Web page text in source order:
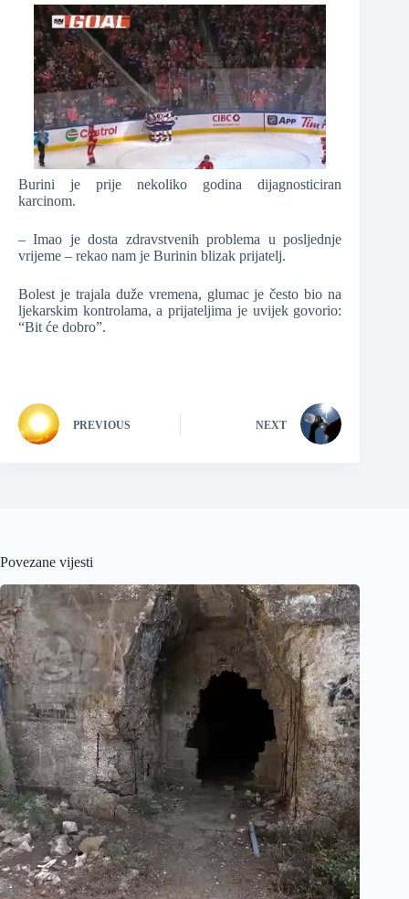
Burini je prije nekoliko godina dijagnosticiran
karcinom.
– Imao je dosta zdravstvenih problema u posljednje
vrijeme – rekao nam je Burinin blizak prijatelj.
Bolest je trajala duže vremena, glumac je često bio na
ljekarskim kontrolama, a prijateljima je uvijek govorio:
“Bit će dobro”.
PREVIOUS NEXT
Povezane vijesti